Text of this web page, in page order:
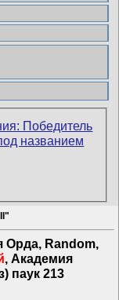
Орда, Random,
, Академия
паук 213